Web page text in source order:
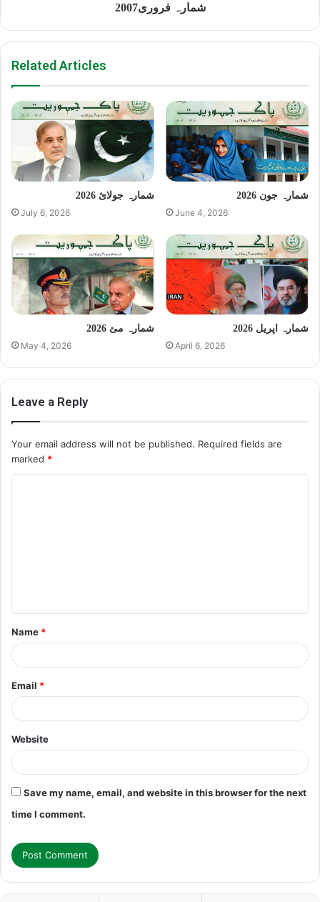
شمارہ فروری2007
Related Articles
شمارہ جولائ 2026
July 6, 2026
شمارہ جون 2026
June 4, 2026
شمارہ مئ 2026
May 4, 2026
شمارہ اپریل 2026
April 6, 2026
Leave a Reply
Your email address will not be published. Required fields are
marked *
t
*
Name *
Email *
Website
Save my name, email, and website in this browser for the next
time I comment.